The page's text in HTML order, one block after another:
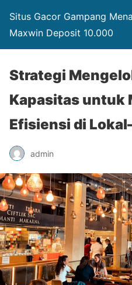
Situs Gacor Gampang
Maxwin Deposit 10.000
Strategi
Kapasitas untuk
Efisiensi di
admin